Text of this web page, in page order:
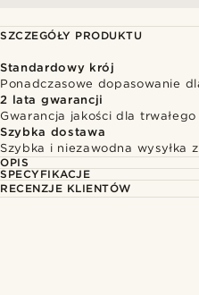
SZCZEGÓŁY PRODUKTU
Standardowy krój
Ponadczasowe dopasowanie
2 lata gwarancji
Gwarancja jakości dla
Szybka dostawa
Szybka i niezawodna wysyłka
OPIS
SPECYFIKACJE
RECENZJE KLIENTÓW